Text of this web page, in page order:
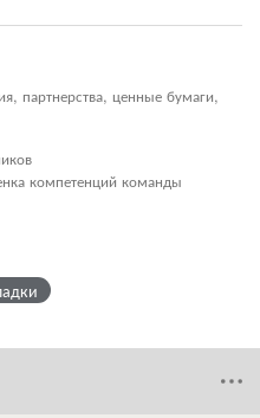
партнерства, ценные бумаги,
компетенций команды